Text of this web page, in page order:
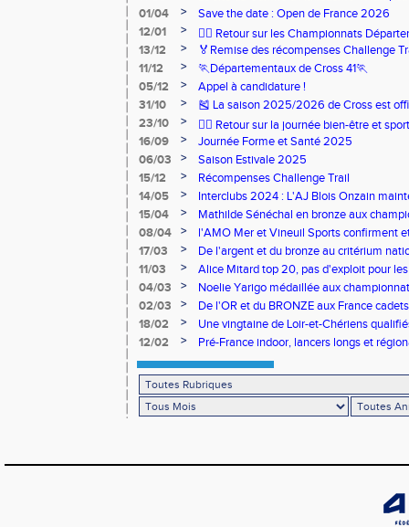
01/04
>
Save the date : Open de France 2026
12/01
>
🏃‍♂️ Retour sur les Championnats
13/12
>
🏅Remise des récompenses Challenge
11/12
>
🏃Départementaux de Cross 41🏃
05/12
>
Appel à candidature !
31/10
>
🎽 La saison 2025/2026 de Cross est
23/10
>
🧘‍♀️ Retour sur la journée bien-être et
16/09
>
Journée Forme et Santé 2025
06/03
>
Saison Estivale 2025
15/12
>
Récompenses Challenge Trail
14/05
>
Interclubs 2024 : L'AJ Blois Onzain
Romorantin en N2B
15/04 >
Mathilde Sénéchal en bronze aux
08/04
>
l'AMO Mer et Vineuil Sports confirment
benjamins
17/03 >
De l'argent et du bronze au critérium
11/03
>
Alice Mitard top 20, pas d'exploit pour
04/03
>
Noelie Yarigo médaillée aux
02/03
>
De l'OR et du BRONZE aux France
18/02
>
Une vingtaine de Loir-et-Chériens
12/02
> Pré-France indoor, lancers longs et